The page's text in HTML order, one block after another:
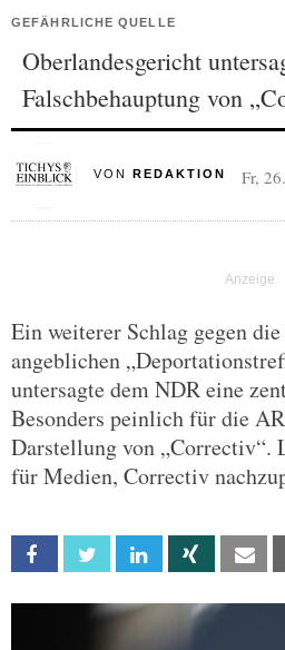
GEFÄHRLICHE QUELLE
Oberlandesgericht
Falschbehauptung von
VON REDAKTION Fr,
Ein weiterer Schlag gegen
angeblichen
untersagte dem NDR eine
Besonders peinlich für die
Darstellung von „Correctiv“.
für Medien, Correctiv
Facebook Twitter Linkedin Xing